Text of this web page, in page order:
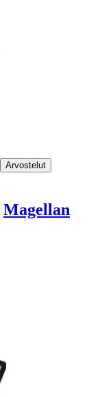
Arvostelut
Magellan